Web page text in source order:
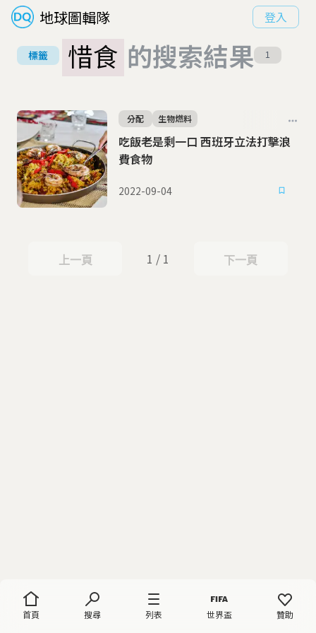
地球圖輯隊 登入
首頁 搜尋 列表 世界盃 贊助
標籤 惜食 的搜索結果 1
吃飯老是剩一口 西班牙立法打擊浪
費食物
分配 生物燃料
2022-09-04
上一頁
上一頁 1 / 1 下一頁
下一頁